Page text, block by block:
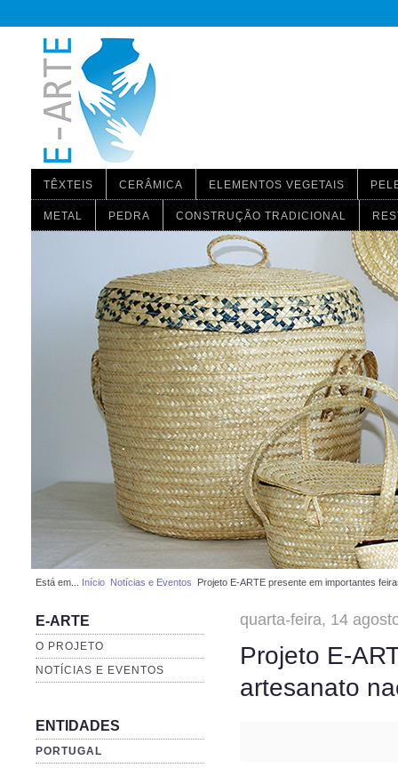
TÊXTEIS CERÂMICA ELEMENTOS VEGETAIS
METAL PEDRA CONSTRUÇÃO TRADICIONAL
Está em... Início Notícias e Eventos Projeto E-ARTE presente em importantes
E-ARTE
O PROJETO
NOTÍCIAS E EVENTOS
ENTIDADES
PORTUGAL
quarta-feira, 14
Projeto E-
artesanato